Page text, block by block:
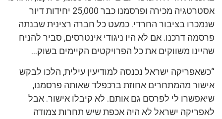
אסטרטגיה מכירה ופרסמנו כבר 25,000 יחידות דיור
שנמכרו בציבור החרדי. כמעט כל חברה רצינית שבנתה
פרסמה דרכנו. אם לא היו ניגודי אינטרסים, סביר להניח
שהיינו משווקים את כל הפרויקטים הקיימים בשוק…
“כשאפריקה ישראל נכנסה למודיעין עילית, הלכו לבקש
אישור מהמתחרים אחוזת ברכפלד שאותה פרסמנו,
שיאפשרו לי לפרסם גם אותם. לא קיבלו אישור. אבל
לאפריקה ישראל לא היה אכפת שיש תחרות צמודה